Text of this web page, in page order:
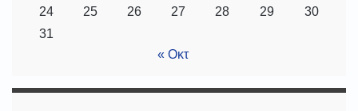
24
25 26 27 28 29
30
31
« Οκτ